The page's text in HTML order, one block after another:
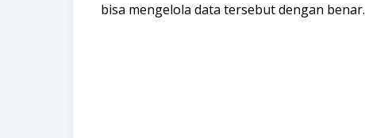
bisa mengelola data tersebut dengan benar.